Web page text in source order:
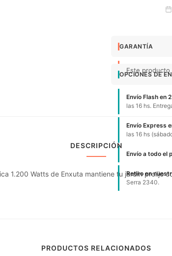
GARANTÍA
Este producto
OPCIONES DE
Envío Flash en
las 16 hs.
Envío Express
las 16 hs
Envío a todo el
Retiro en
Serra 2340.
DESCRIPCIÓN
1.200 Watts de Enxuta mantiene tu jardín prolijo
PRODUCTOS RELACIONADOS